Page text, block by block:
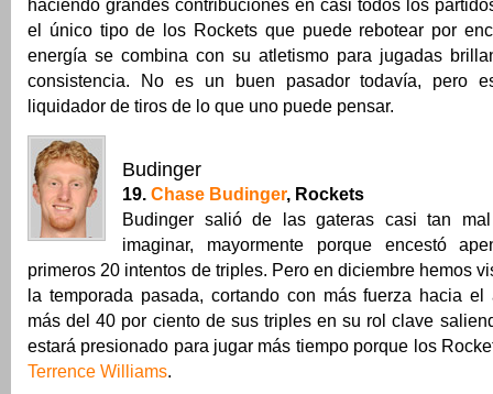
haciendo grandes contribuciones en casi todos los
el único tipo de los Rockets que puede rebotear por
energía se combina con su atletismo para jugadas
consistencia. No es un buen pasador todavía, pero
liquidador de tiros de lo que uno puede pensar.
Budinger
19. Chase Budinger, Rockets
Budinger salió de las gateras casi tan
imaginar, mayormente porque encestó
primeros 20 intentos de triples. Pero en diciembre hemos
la temporada pasada, cortando con más fuerza hacia el
más del 40 por ciento de sus triples en su rol clave
estará presionado para jugar más tiempo porque los
Terrence Williams.